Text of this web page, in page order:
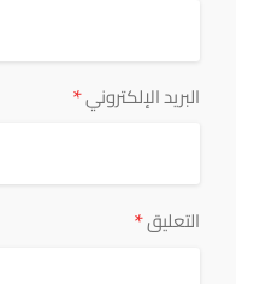
البريد الإلكتروني*
التعليق*